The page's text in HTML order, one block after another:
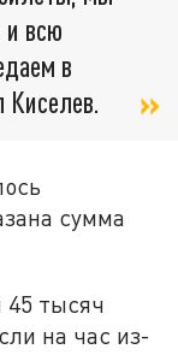
и всю
в
Киселев.
сумма
45 тысяч
на час из-